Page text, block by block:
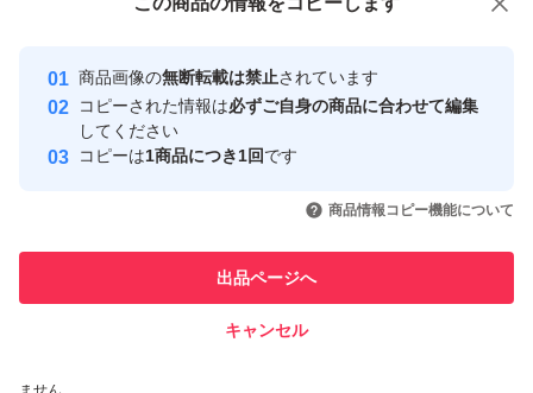
安心取引出品者
心・安全なユーザーです
取引実績
引を完了させた実績があります
での取引実績があります
商品画像の無断転載は禁止されています
コピーされた情報は必ずご自身の商品に合わせて編集
してください
コピーは1商品につき1回です
商品情報コピー機能について
出品ページへ
キャンセル